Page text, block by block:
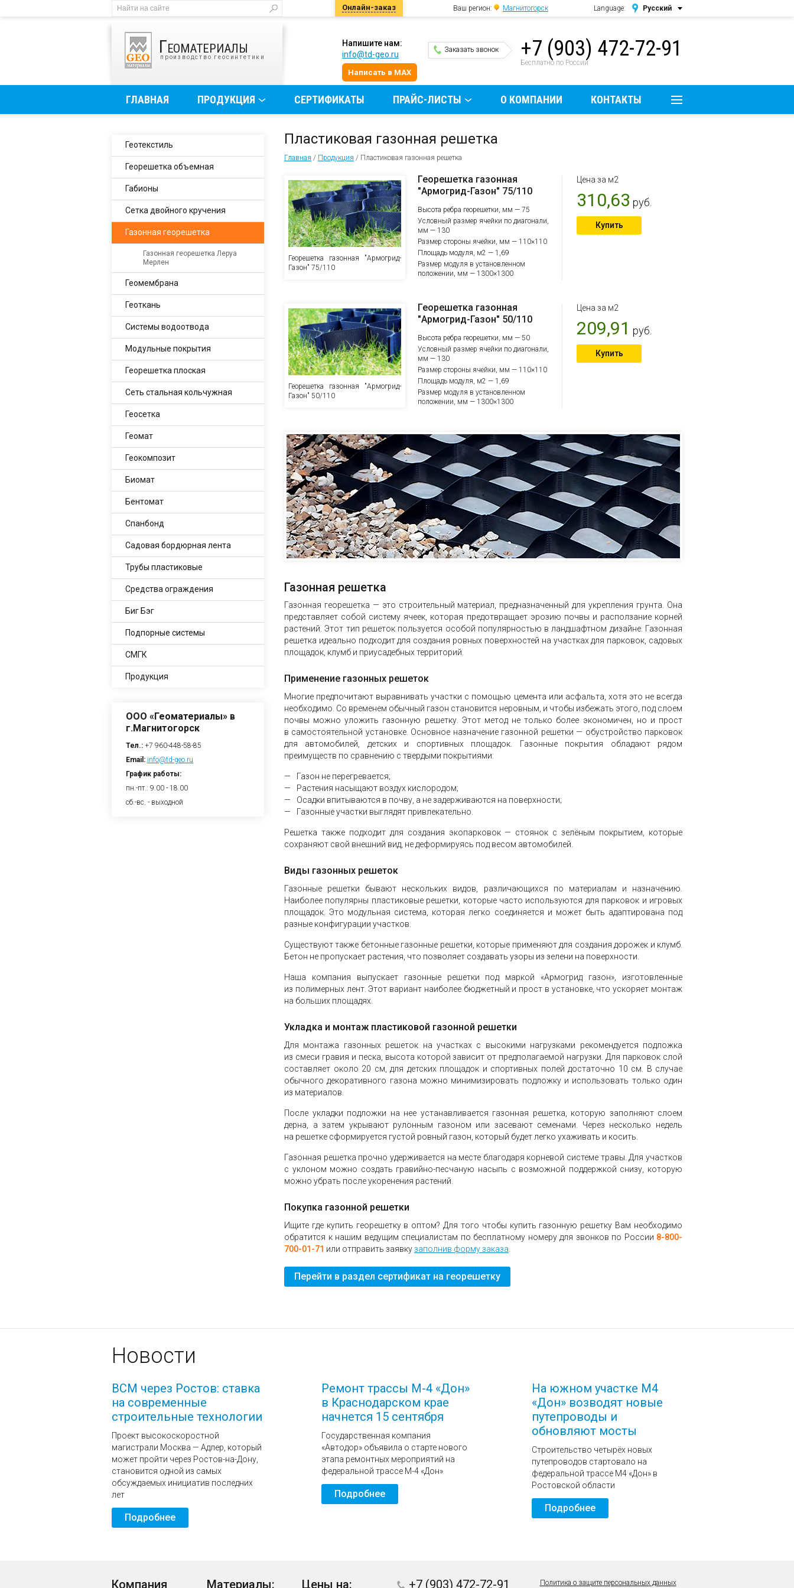
Онлайн-заказ Ваш регион: Магнитогорск Language: Русский
English
+7 (903) 472-72-91
Бесплатно по России
Заказать звонок
Напишите нам:
info@td-geo.ru
Написать в MAX
Геоматериалы
производство геосинтетики
ГЛАВНАЯ ПРОДУКЦИЯ СЕРТИФИКАТЫ ПРАЙС-ЛИСТЫ О КОМПАНИИ КОНТАКТЫ
Пластиковая газонная решетка
Главная / Продукция / Пластиковая газонная решетка
Георешетка газонная "Армогрид-
Газон" 75/110
Георешетка газонная
"Армогрид-Газон" 75/110
Высота ребра георешетки, мм — 75
Условный размер ячейки по диагонали,
мм — 130
Размер стороны ячейки, мм — 110×110
Площадь модуля, м2 — 1,69
Размер модуля в установленном
положении, мм — 1300×1300
Цена за м2
310,63 руб.
Купить
Георешетка газонная "Армогрид-
Газон" 50/110
Георешетка газонная
"Армогрид-Газон" 50/110
Высота ребра георешетки, мм — 50
Условный размер ячейки по диагонали,
мм — 130
Размер стороны ячейки, мм — 110×110
Площадь модуля, м2 — 1,69
Размер модуля в установленном
положении, мм — 1300×1300
Цена за м2
209,91 руб.
Купить
Газонная решетка
Газонная георешетка — это строительный материал, предназначенный для укрепления грунта. Она
представляет собой систему ячеек, которая предотвращает эрозию почвы и расползание корней
растений. Этот тип решеток пользуется особой популярностью в ландшафтном дизайне. Газонная
решетка идеально подходит для создания ровных поверхностей на участках для парковок, садовых
площадок, клумб и приусадебных территорий.
Применение газонных решеток
Многие предпочитают выравнивать участки с помощью цемента или асфальта, хотя это не всегда
необходимо. Со временем обычный газон становится неровным, и чтобы избежать этого, под слоем
почвы можно уложить газонную решетку. Этот метод не только более экономичен, но и прост
в самостоятельной установке. Основное назначение газонной решетки — обустройство парковок
для автомобилей, детских и спортивных площадок. Газонные покрытия обладают рядом
преимуществ по сравнению с твердыми покрытиями:
Газон не перегревается;
Растения насыщают воздух кислородом;
Осадки впитываются в почву, а не задерживаются на поверхности;
Газонные участки выглядят привлекательно.
Решетка также подходит для создания экопарковок — стоянок с зелёным покрытием, которые
сохраняют свой внешний вид, не деформируясь под весом автомобилей.
Виды газонных решеток
Газонные решетки бывают нескольких видов, различающихся по материалам и назначению.
Наиболее популярны пластиковые решетки, которые часто используются для парковок и игровых
площадок. Это модульная система, которая легко соединяется и может быть адаптирована под
разные конфигурации участков.
Существуют также бетонные газонные решетки, которые применяют для создания дорожек и клумб.
Бетон не пропускает растения, что позволяет создавать узоры из зелени на поверхности.
Наша компания выпускает газонные решетки под маркой «Армогрид газон», изготовленные
из полимерных лент. Этот вариант наиболее бюджетный и прост в установке, что ускоряет монтаж
на больших площадях.
Укладка и монтаж пластиковой газонной решетки
Для монтажа газонных решеток на участках с высокими нагрузками рекомендуется подложка
из смеси гравия и песка, высота которой зависит от предполагаемой нагрузки. Для парковок слой
составляет около 20 см, для детских площадок и спортивных полей достаточно 10 см. В случае
обычного декоративного газона можно минимизировать подложку и использовать только один
из материалов.
После укладки подложки на нее устанавливается газонная решетка, которую заполняют слоем
дерна, а затем укрывают рулонным газоном или засевают семенами. Через несколько недель
на решетке сформируется густой ровный газон, который будет легко ухаживать и косить.
Газонная решетка прочно удерживается на месте благодаря корневой системе травы. Для участков
с уклоном можно создать гравийно-песчаную насыпь с возможной поддержкой снизу, которую
можно убрать после укоренения растений.
Покупка газонной решетки
Ищите где купить георешетку в оптом? Для того чтобы купить газонную решетку Вам необходимо
обратится к нашим ведущим специалистам по бесплатному номеру для звонков по России 8-800-
700-01-71 или отправить заявкузаполнив форму заказа
Перейти в раздел сертификат на георешетку
Геотекстиль
Георешетка объемная
Габионы
Сетка двойного кручения
Газонная георешетка
Газонная георешетка Леруа
Мерлен
Геомембрана
Геоткань
Системы водоотвода
Модульные покрытия
Георешетка плоская
Сеть стальная кольчужная
Геосетка
Геомат
Геокомпозит
Биомат
Бентомат
Спанбонд
Садовая бордюрная лента
Трубы пластиковые
Средства ограждения
Биг Бэг
Подпорные системы
СМГК
Продукция
ООО «Геоматериалы» в
г.Магнитогорск
Тел.: +7 960-448-58-85
Email: info@td-geo.ru
График работы:
пн.-пт.: 9.00 - 18.00
сб.-вс. - выходной
Новости
ВСМ через Ростов: ставка
на современные
строительные технологии
Проект высокоскоростной
магистрали Москва — Адлер, который
может пройти через Ростов-на-Дону,
становится одной из самых
обсуждаемых инициатив последних
лет
Подробнее
Ремонт трассы М-4 «Дон»
в Краснодарском крае
начнется 15 сентября
Государственная компания
«Автодор» объявила о старте нового
этапа ремонтных мероприятий на
федеральной трассе М-4 «Дон»
Подробнее
На южном участке М4
«Дон» возводят новые
путепроводы и
обновляют мосты
Строительство четырёх новых
путепроводов стартовало на
федеральной трассе М4 «Дон» в
Ростовской области
Подробнее
Компания Материалы: Цены на: +7 (903) 472-72-91 Политика о защите персональных данных